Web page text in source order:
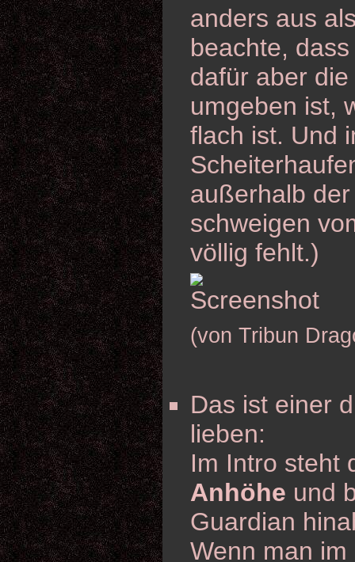
anders aus
beachte,
dafür aber
umgeben ist,
flach ist. Und
außerhalb
schweigen
völlig fehlt.)
(von Tribun
Das ist einer
lieben:
Im Intro steht
Anhöhe und
Guardian
Wenn man